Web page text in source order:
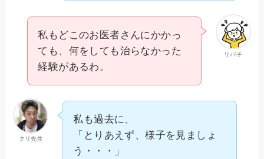
リバ子
私もどこのお医者さんにかかっ
ても、何をしても治らなかった
経験があるわ。
クリ先生
私も過去に、
「とりあえず、様子を見ましょ
う・・・」